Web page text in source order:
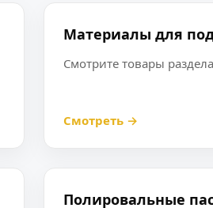
Материалы для
Смотрите товары
Смотреть →
Полировальные